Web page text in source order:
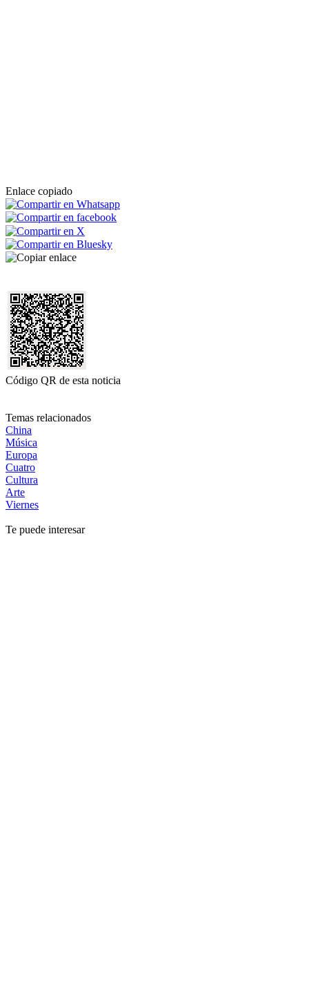
Enlace copiado
Código QR de esta noticia
Temas relacionados
China
Música
Europa
Cuatro
Cultura
Arte
Viernes
Te puede interesar